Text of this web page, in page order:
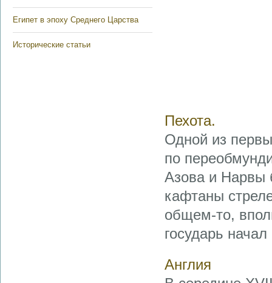
Египет в эпоху Среднего Царства
Исторические статьи
Пехота.
Одной из
по
Азова и Нарвы
кафтаны
общем-то,
государь
Англия